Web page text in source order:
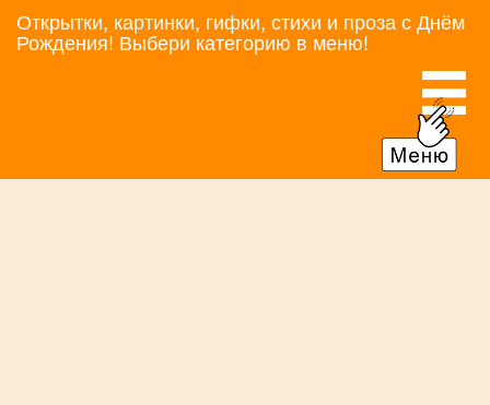
Открытки, картинки, гифки, стихи и проза с Днём
Рождения! Выбери категорию в меню!